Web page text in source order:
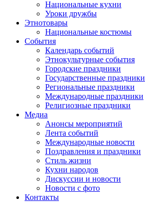
Национальные кухни
Уроки дружбы
Этнотовары
Национальные костюмы
События
Календарь событий
Этнокультурные события
Городские праздники
Государственные праздники
Региональные праздники
Международные праздники
Религиозные праздники
Медиа
Анонсы мероприятий
Лента событий
Международные новости
Поздравления и праздники
Cтиль жизни
Кухни народов
Дискуссии и новости
Новости с фото
Контакты